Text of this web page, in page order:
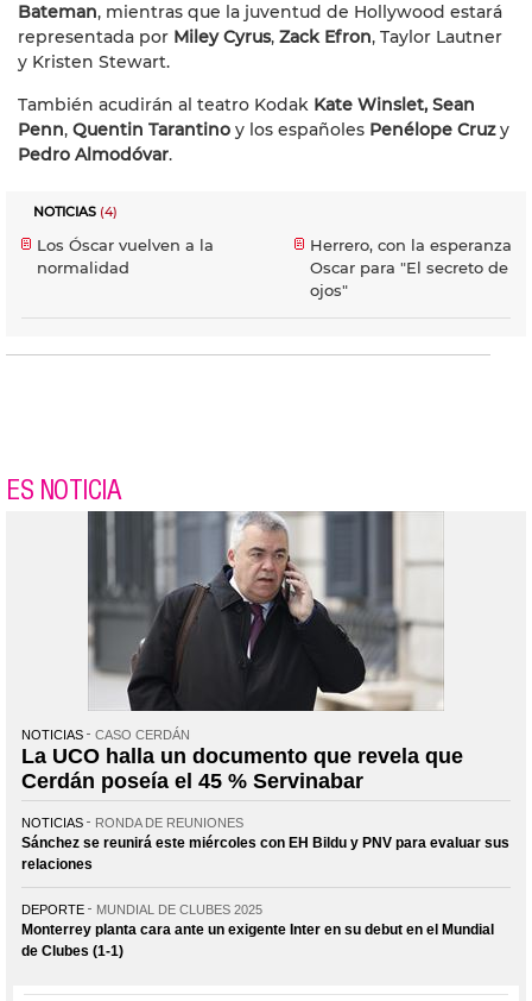
Bateman, mientras que la juventud de Hollywood estará
representada por Miley Cyrus, Zack Efron, Taylor Lautner
y Kristen Stewart.
También acudirán al teatro Kodak Kate Winslet, Sean
Penn, Quentin Tarantino y los españoles Penélope Cruzy
Pedro Almodóvar.
NOTICIAS (4)
Los Óscar vuelven a la
normalidad
Herrero, con la esperanza
Oscar para "El secreto de
ojos"
ES NOTICIA
NOTICIAS CASO CERDÁN
La UCO halla un documento que revela que
Cerdán poseía el 45 % Servinabar
NOTICIAS RONDA DE REUNIONES
Sánchez se reunirá este miércoles con EH Bildu y PNV para evaluar sus
relaciones
DEPORTE MUNDIAL DE CLUBES 2025
Monterrey planta cara ante un exigente Inter en su debut en el Mundial
de Clubes (1-1)